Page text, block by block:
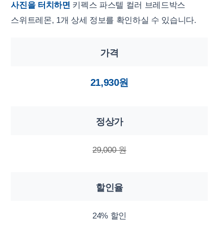
사진을 터치하면 키펙스 파스텔 컬러 브레드박스
스위트레몬, 1개 상세 정보를 확인하실 수 있습니다.
가격
21,930원
정상가
29,000 원
할인율
24% 할인